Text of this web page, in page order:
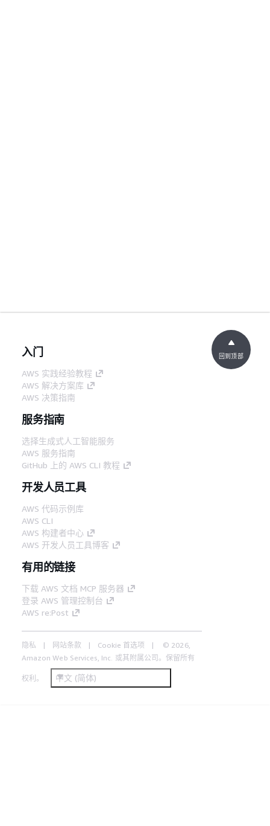
入门
AWS 实践经验教程
AWS 解决方案库
AWS 决策指南
服务指南
选择生成式人工智能服务
AWS 服务指南
GitHub 上的 AWS CLI 教程
开发人员工具
AWS 代码示例库
AWS CLI
AWS 构建者中心
AWS 开发人员工具博客
有用的链接
下载 AWS 文档 MCP 服务器
登录 AWS 管理控制台
AWS re:Post
隐私 网站条款 Cookie 首选项
© 2026,
Amazon Web Services, Inc. 或其附属公司。保留所有
权利。 中文 (简体)
回到顶部